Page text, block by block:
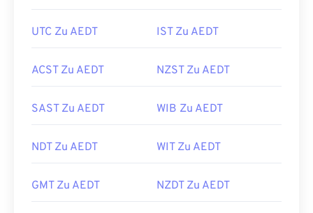
UTC Zu AEDT IST Zu AEDT
ACST Zu AEDT NZST Zu AEDT
SAST Zu AEDT WIB Zu AEDT
NDT Zu AEDT WIT Zu AEDT
GMT Zu AEDT NZDT Zu AEDT